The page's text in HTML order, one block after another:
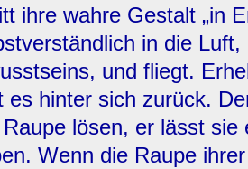
ihre wahre Gestalt „in
in die
und fliegt.
es hinter sich zurück.
lösen, er lässt
Wenn die Raupe